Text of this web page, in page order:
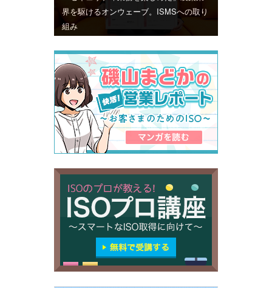
界を駆けるオンウェーブ。ISMSへの取り
組み